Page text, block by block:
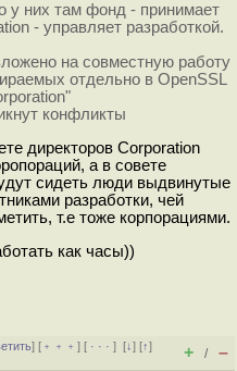
у них там фонд - принимает
- управляет разработкой.
на совместную работу
отдельно в OpenSSL
конфликты
директоров Corporation
а в совете
сидеть люди выдвинутые
разработки, чей
т.е тоже корпорациями.
как часы))
] [ ﹢﹢﹢] [ · · ·][↓] [↑]
+ / –